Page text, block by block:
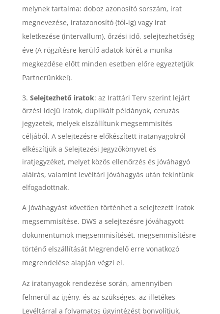
melynek tartalma: doboz azonosító sorszám, irat
megnevezése, iratazonosító (tól-ig) vagy irat
keletkezése (intervallum), őrzési idő, selejtezhetőség
éve (A rögzítésre kerülő adatok körét a munka
megkezdése előtt minden esetben előre egyeztetjük
Partnerünkkel).
Selejtezhető iratok: az Irattári Terv szerint lejárt
őrzési idejű iratok, duplikált példányok, ceruzás
jegyzetek, melyek elszállítunk megsemmisítés
céljából. A selejtezésre előkészített iratanyagokról
elkészítjük a Selejtezési Jegyzőkönyvet és
iratjegyzéket, melyet közös ellenőrzés és jóváhagyó
aláírás, valamint levéltári jóváhagyás után tekintünk
elfogadottnak.
A jóváhagyást követően történhet a selejtezett iratok
megsemmisítése. DWS a selejtezésre jóváhagyott
dokumentumok megsemmisítését, megsemmisítésre
történő elszállítását Megrendelő erre vonatkozó
megrendelése alapján végzi el.
Az iratanyagok rendezése során, amennyiben
felmerül az igény, és az szükséges, az illetékes
Levéltárral a folyamatos ügyintézést bonyolítjuk.